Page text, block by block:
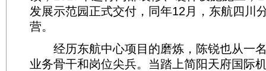
发展示范园正式交付，同年12月，东航四川
营。
经历东航中心项目的磨炼，陈锐也从一
业务骨干和岗位尖兵。当踏上简阳天府国际